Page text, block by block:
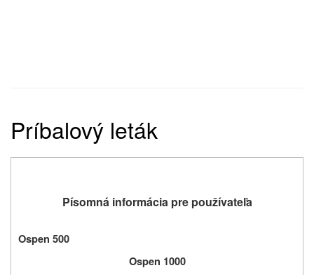
Príbalový leták
Písomná informácia pre používateľa
Ospen 500
Ospen 1000